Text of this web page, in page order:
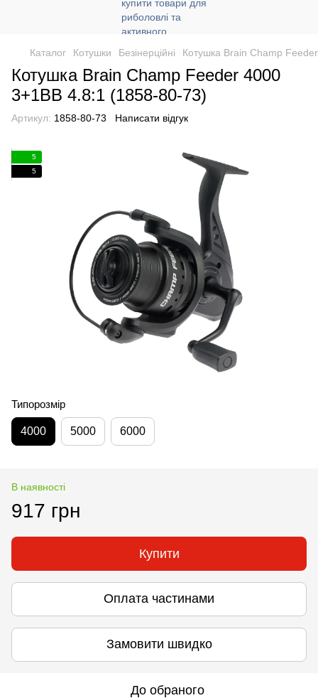
Каталог Котушки Безінерційні Котушка Brain Champ
Котушка Brain Champ Feeder 4000
3+1BB 4.8:1 (1858-80-73)
Артикул: 1858-80-73 Написати відгук
5
5
Типорозмір
4000 5000 6000
В наявності
917 грн
Купити
Оплата частинами
Замовити швидко
До обраного